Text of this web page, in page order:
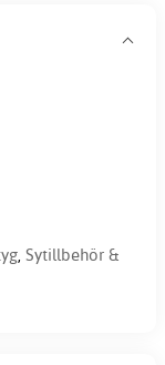
, Sytillbehör &